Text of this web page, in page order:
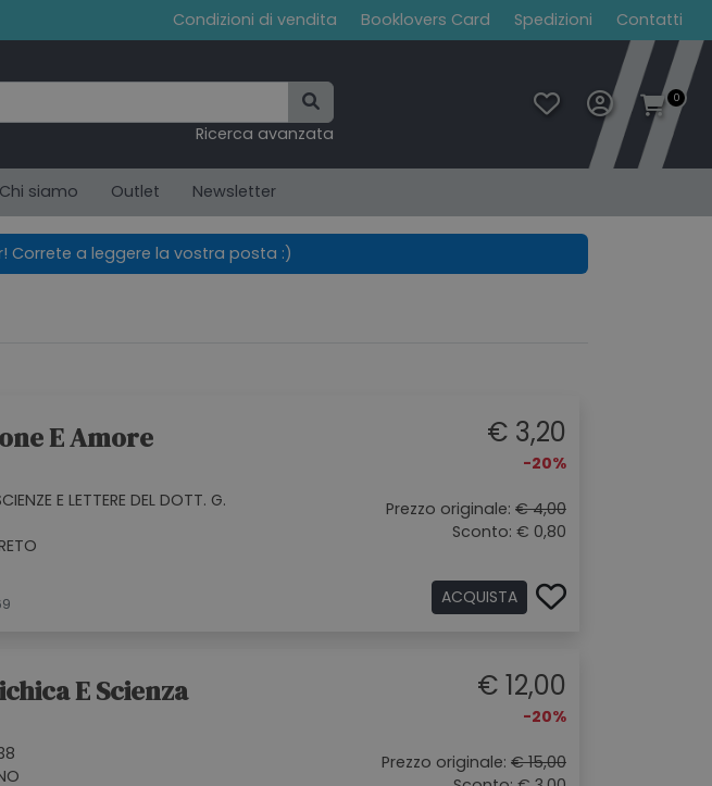
Condizioni di vendita Booklovers Card Spedizioni Contatti
Ricerca avanzata
0
Chi siamo Outlet Newsletter
Correte a leggere la vostra posta :)
E Amore
E LETTERE DEL DOTT. G.
€ 3,20
-20%
Prezzo originale: € 4,00
Sconto: € 0,80
ACQUISTA
E Scienza € 12,00
-20%
Prezzo originale: € 15,00